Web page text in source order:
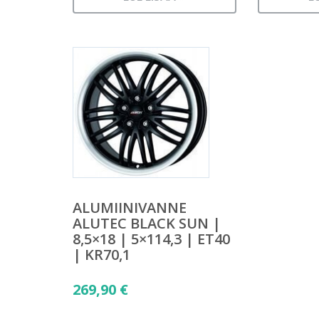
ALUMIINIVANNE
ALUTEC BLACK SUN |
8,5×18 | 5×114,3 | ET40
| KR70,1
269,90 €